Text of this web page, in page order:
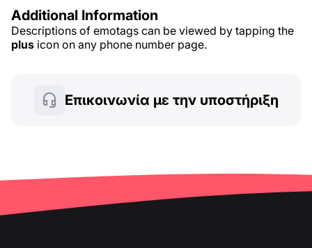
Additional Information
Descriptions of emotags can be viewed by tapping the
plus icon on any phone number page.
Επικοινωνία με την υποστήριξη